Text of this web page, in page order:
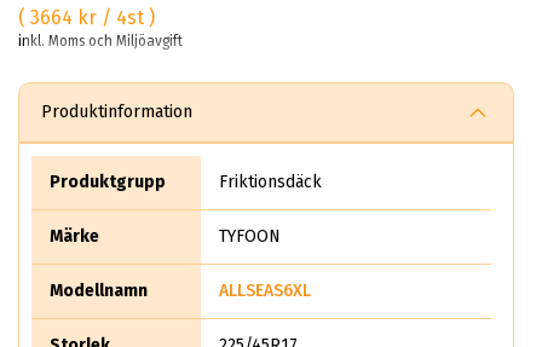
( 3664 kr / 4st )
inkl. Moms och Miljöavgift
Produktinformation
Produktgrupp Friktionsdäck
Märke TYFOON
Modellnamn ALLSEAS6XL